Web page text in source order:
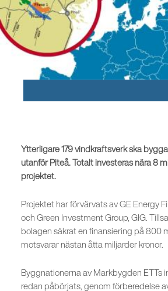
Ytterligare 179 vindkraftsverk ska
utanför Piteå. Totalt investeras nära 8
projektet.
Projektet har förvärvats av GE Energy
och Green Investment Group, GIG.
bolagen säkrat en finansiering på 800
motsvarar nästan åtta miljarder kronor.
Byggnationerna av Markbygden ETTs
redan påbörjats, genom förberedelse